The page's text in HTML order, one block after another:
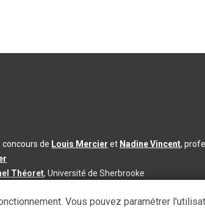
concours de Louis Mercier et Nadine Vincent,
Théoret, Université de Sherbrooke
:2026-08-03 Vous pouvez paramétrer